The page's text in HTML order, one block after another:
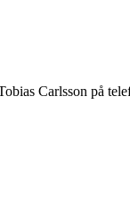
Carlsson på